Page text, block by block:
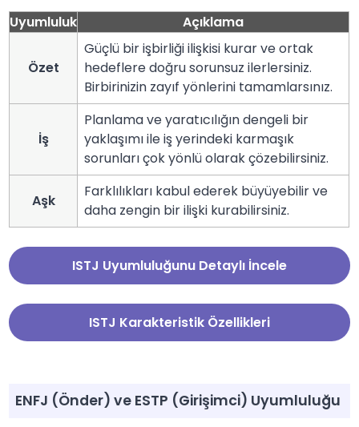
Uyumluluk Açıklama
Özet
Güçlü bir işbirliği ilişkisi kurar ve ortak
hedeflere doğru sorunsuz ilerlersiniz.
Birbirinizin zayıf yönlerini tamamlarsınız.
İş
Planlama ve yaratıcılığın dengeli bir
yaklaşımı ile iş yerindeki karmaşık
sorunları çok yönlü olarak çözebilirsiniz.
Aşk
Farklılıkları kabul ederek büyüyebilir ve
daha zengin bir ilişki kurabilirsiniz.
ISTJ Uyumluluğunu Detaylı İncele
ISTJ Karakteristik Özellikleri
ENFJ (Önder) ve ESTP (Girişimci) Uyumluluğu